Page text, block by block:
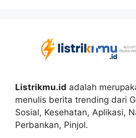
Listrikmu.id adalah
menulis berita trending dari
Sosial, Kesehatan, Aplikasi,
Perbankan, Pinjol.